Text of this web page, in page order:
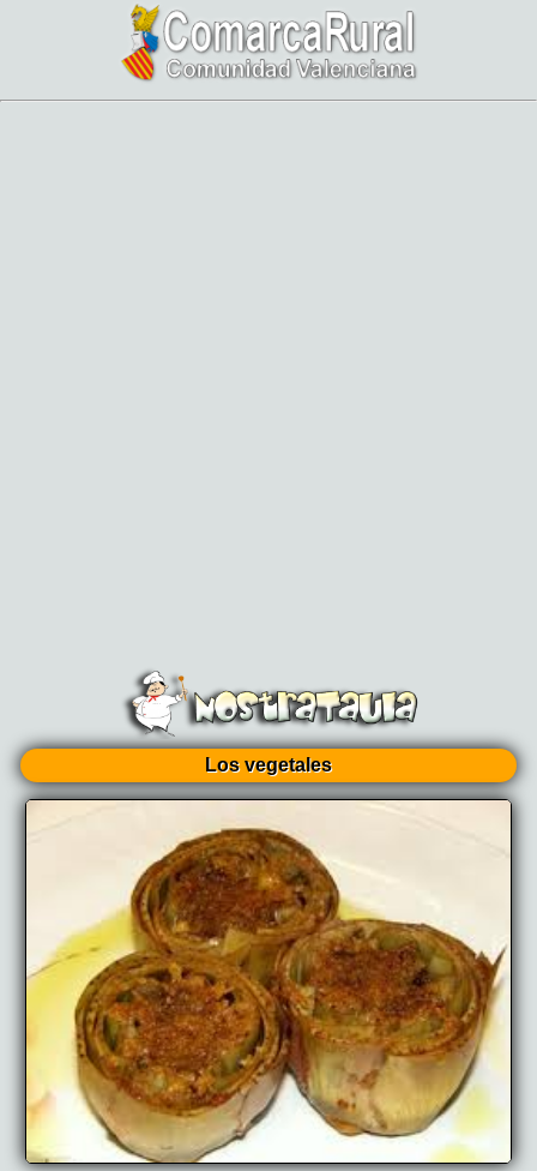
Los vegetales